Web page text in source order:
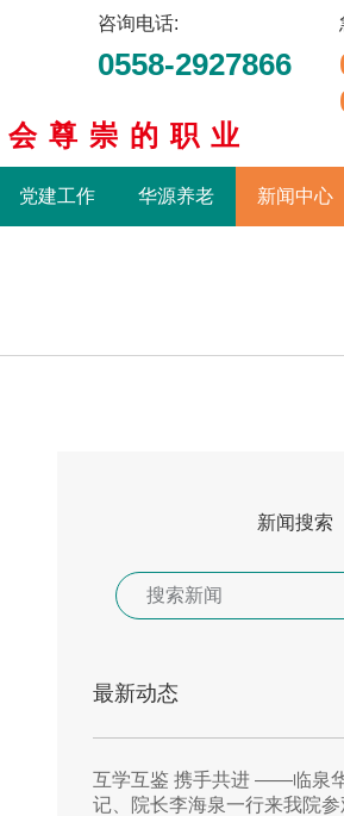
咨询电话:
0558-2927866
尊崇的职业
党建工作 华源养老 新闻中心
新闻搜索
最新动态
互学互鉴 携手共进 ——临泉
记、院长李海泉一行来我院